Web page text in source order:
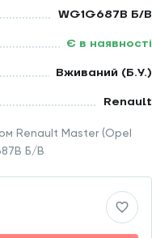
Renault Master (Opel
Б/В
WG1G687B Б/В
Є в наявності
Вживаний (Б.У.)
Renault